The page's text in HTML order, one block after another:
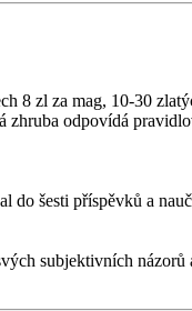
8 zl za mag, 10-30
zhruba odpovídá
do šesti příspěvků a
subjektivních